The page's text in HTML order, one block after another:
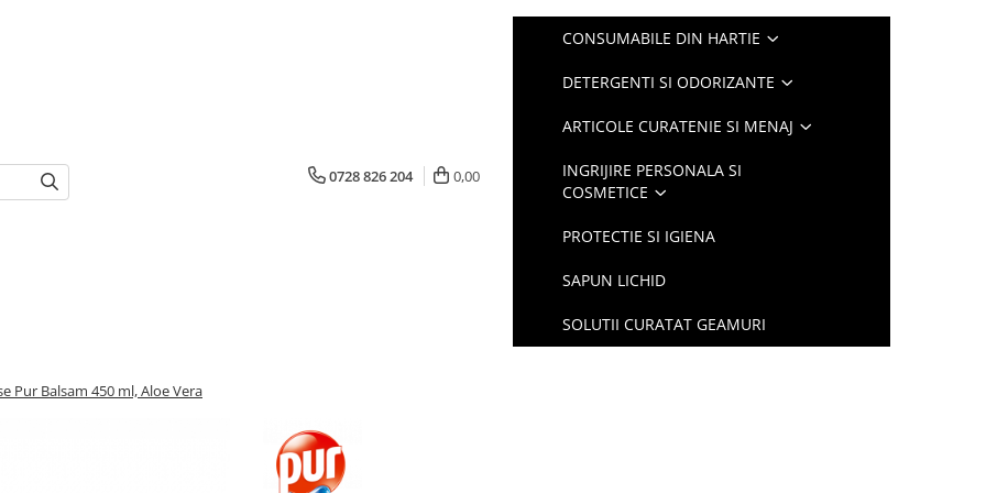
0728 826 204 0,00
CONSUMABILE DIN HARTIE
DETERGENTI SI ODORIZANTE
ARTICOLE CURATENIE SI MENAJ
INGRIJIRE PERSONALA SI
COSMETICE
PROTECTIE SI IGIENA
SAPUN LICHID
SOLUTII CURATAT GEAMURI
Pur Balsam 450 ml, Aloe Vera